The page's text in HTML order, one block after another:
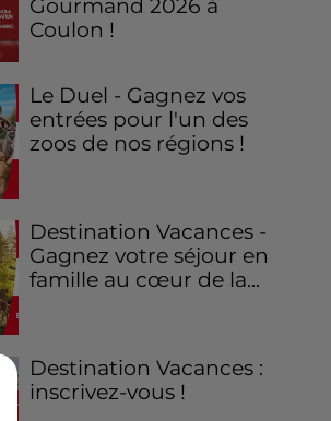
Gourmand 2026 à
Coulon !
Le Duel - Gagnez vos
entrées pour l'un des
zoos de nos régions !
Destination Vacances -
Gagnez votre séjour en
famille au cœur de la...
Destination Vacances :
inscrivez-vous !